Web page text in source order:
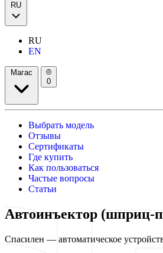
RU
RU
EN
Магас
0
Выбрать модель
Отзывы
Сертификаты
Где купить
Как пользоваться
Частые вопросы
Статьи
Автоинъектор (шприц-
Спасилен — автоматическое